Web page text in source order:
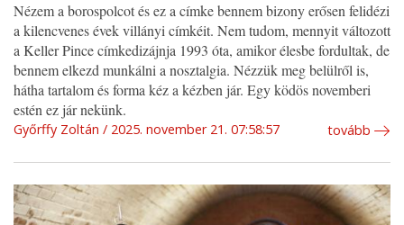
Nézem a borospolcot és ez a címke bennem bizony erősen felidézi
a kilencvenes évek villányi címkéit. Nem tudom, mennyit változott
a Keller Pince címkedizájnja 1993 óta, amikor élesbe fordultak, de
bennem elkezd munkálni a nosztalgia. Nézzük meg belülről is,
hátha tartalom és forma kéz a kézben jár. Egy ködös novemberi
estén ez jár nekünk.
Győrffy Zoltán 2025. november 21. 07:58:57 tovább